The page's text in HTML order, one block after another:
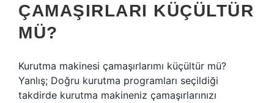
ÇAMAŞIRLARI KÜÇÜLTÜR
MÜ?
Kurutma makinesi çamaşırlarımı küçültür mü?
Yanlış; Doğru kurutma programları seçildiği
takdirde kurutma makineniz çamaşırlarınızı